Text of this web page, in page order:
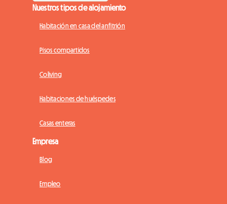
Nuestros tipos de alojamiento
Habitación en casa del anfitrión
Pisos compartidos
Coliving
Habitaciones de huéspedes
Casas enteras
Empresa
Blog
Empleo